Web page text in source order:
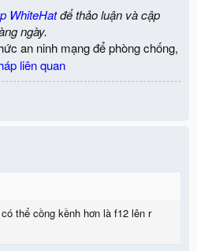
WhiteHatđể thảo luận và cập
ngày.
an ninh mạng để phòng chống,
liên quan
thể cồng kềnh hơn là f12 lên r